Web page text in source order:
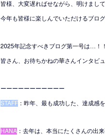
皆様、大変遅ればせながら、明けまし
今年も皆様に楽しんでいただけるブロ
2025年記念すべきブログ第一号は…！
皆さん、お待ちかねの華さんインタビ
ーーーーーーーーーーー
STAFF ：昨年、最も成功した、達成感
HANA ：去年は、本当にたくさんの出